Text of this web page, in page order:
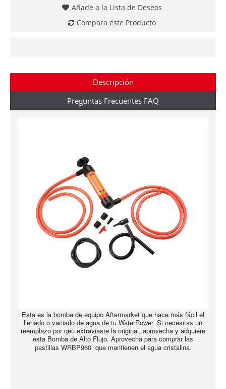
Añade a la Lista de Deseos
Compara este Producto
Descripción
Preguntas Frecuentes FAQ
Esta es la bomba de equipo Aftermarket que hace más fácil el
llenado o vaciado de agua de tu WaterRower. Si necesitas un
reemplazo por qeu extraviaste la original, aprovecha y adquiere
esta Bomba de Alto Flujo. Aprovecha para comprar las
pastillas WRBP960 que mantienen el agua cristalina.